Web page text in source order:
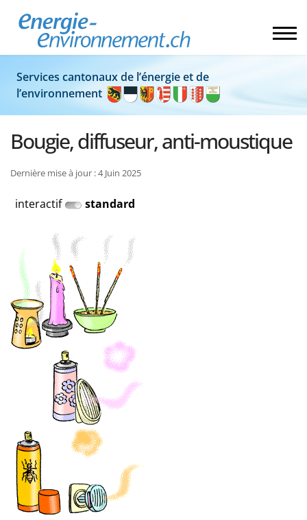
Services cantonaux de l’énergie et de
l’environnement
Bougie, diffuseur, anti-moustique
Dernière mise à jour : 4 Juin 2025
interactif standard